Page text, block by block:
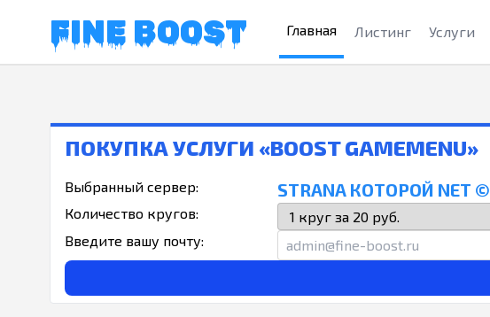
FINE BOOST Главная Листинг Услуги
ПОКУПКА УСЛУГИ «BOOST GAMEMENU»
Выбранный сервер: STRANA КОТОРОЙ NET ©
Количество кругов:
Введите вашу почту: